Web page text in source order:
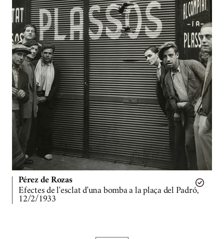
Pérez de Rozas
Efectes de l'esclat d'una bomba a la plaça del Padró,
12/2/1933